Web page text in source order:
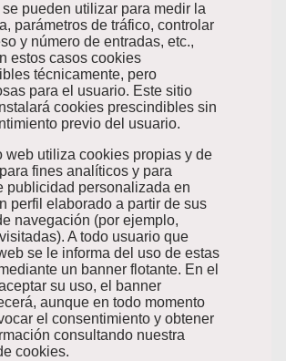
se pueden utilizar para medir la
parámetros de tráfico, controlar
y número de entradas, etc.,
estos casos cookies
técnicamente, pero
para el usuario. Este sitio
cookies prescindibles sin
previo del usuario.
web utiliza cookies propias y de
fines analíticos y para
publicidad personalizada en
perfil elaborado a partir de sus
navegación (por ejemplo,
A todo usuario que
se le informa del uso de estas
un banner flotante. En el
su uso, el banner
aunque en todo momento
el consentimiento y obtener
consultando nuestra
cookies.